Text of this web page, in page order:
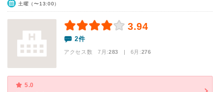
土曜（〜13:00）
3.94
2件
アクセス数 7月:283 | 6月:276
5.0